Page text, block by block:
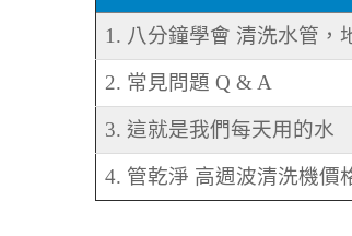
1. 八分鐘學會 清洗水管，
2. 常見問題 Q & A
3. 這就是我們每天用的水
4. 管乾淨 高週波清洗機價